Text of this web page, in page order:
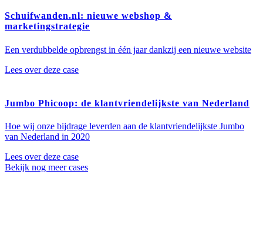
Schuifwanden.nl: nieuwe webshop &
marketingstrategie
Een verdubbelde opbrengst in één jaar dankzij een nieuwe website
Lees over deze case
Jumbo Phicoop: de klantvriendelijkste van Nederland
Hoe wij onze bijdrage leverden aan de klantvriendelijkste Jumbo
van Nederland in 2020
Lees over deze case
Bekijk nog meer cases